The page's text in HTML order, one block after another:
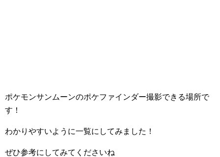
ポケモンサンムーンのポケファインダー撮影できる場所で
す！
わかりやすいように一覧にしてみました！
ぜひ参考にしてみてくださいね